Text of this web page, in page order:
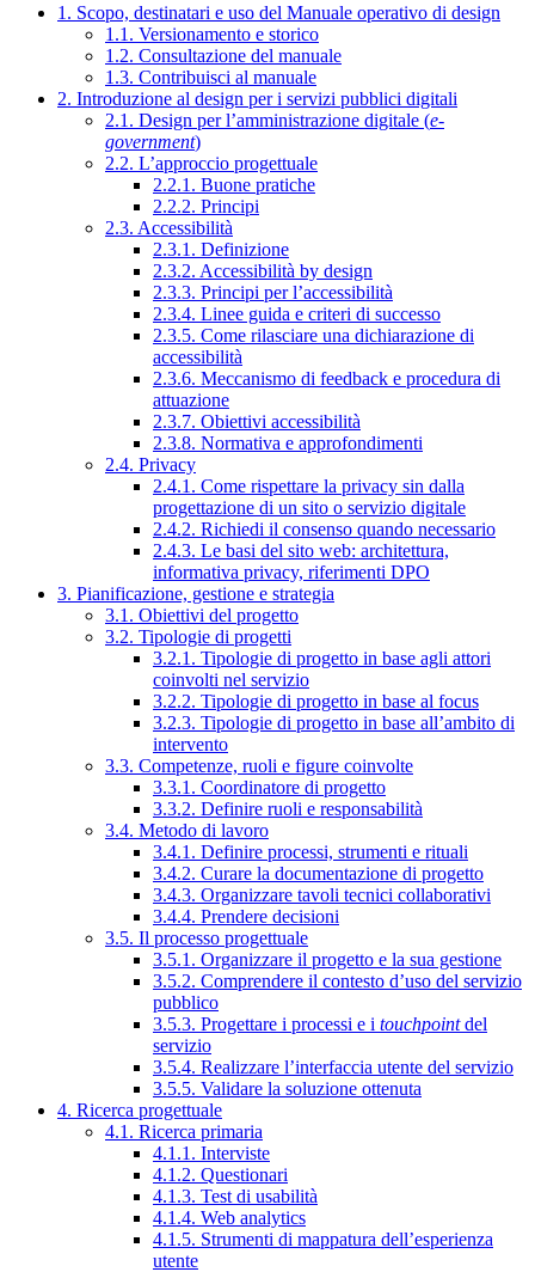
1. Scopo, destinatari e uso del Manuale operativo di design
1.1. Versionamento e storico
1.2. Consultazione del manuale
1.3. Contribuisci al manuale
2. Introduzione al design per i servizi pubblici digitali
2.1. Design per l’amministrazione digitale (e-
government)
2.2. L’approccio progettuale
2.2.1. Buone pratiche
2.2.2. Principi
2.3. Accessibilità
2.3.1. Definizione
2.3.2. Accessibilità by design
2.3.3. Principi per l’accessibilità
2.3.4. Linee guida e criteri di successo
2.3.5. Come rilasciare una dichiarazione di
accessibilità
2.3.6. Meccanismo di feedback e procedura di
attuazione
2.3.7. Obiettivi accessibilità
2.3.8. Normativa e approfondimenti
2.4. Privacy
2.4.1. Come rispettare la privacy sin dalla
progettazione di un sito o servizio digitale
2.4.2. Richiedi il consenso quando necessario
2.4.3. Le basi del sito web: architettura,
informativa privacy, riferimenti DPO
3. Pianificazione, gestione e strategia
3.1. Obiettivi del progetto
3.2. Tipologie di progetti
3.2.1. Tipologie di progetto in base agli attori
coinvolti nel servizio
3.2.2. Tipologie di progetto in base al focus
3.2.3. Tipologie di progetto in base all’ambito di
intervento
3.3. Competenze, ruoli e figure coinvolte
3.3.1. Coordinatore di progetto
3.3.2. Definire ruoli e responsabilità
3.4. Metodo di lavoro
3.4.1. Definire processi, strumenti e rituali
3.4.2. Curare la documentazione di progetto
3.4.3. Organizzare tavoli tecnici collaborativi
3.4.4. Prendere decisioni
3.5. Il processo progettuale
3.5.1. Organizzare il progetto e la sua gestione
3.5.2. Comprendere il contesto d’uso del servizio
pubblico
3.5.3. Progettare i processi e i touchpointdel
servizio
3.5.4. Realizzare l’interfaccia utente del servizio
3.5.5. Validare la soluzione ottenuta
4. Ricerca progettuale
4.1. Ricerca primaria
4.1.1. Interviste
4.1.2. Questionari
4.1.3. Test di usabilità
4.1.4. Web analytics
4.1.5. Strumenti di mappatura dell’esperienza
utente